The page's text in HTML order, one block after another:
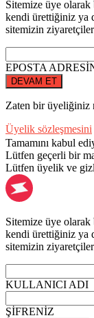
Sitemize üye
kendi ürettiğiniz ya
sitemizin
EPOSTA
DEVAM ET
Zaten bir üyeliğiniz
Üyelik sözleşmesini
Tamamını kabul
Lütfen geçerli bir
Lütfen üyelik ve
Sitemize üye
kendi ürettiğiniz ya
sitemizin
KULLANICI ADI
ŞİFRENİZ